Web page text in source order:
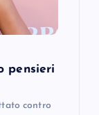
pensieri
contro